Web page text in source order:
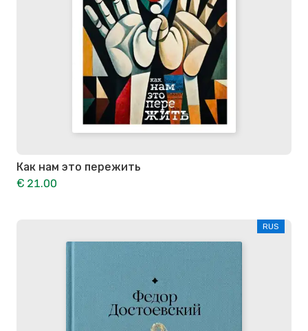
Как нам это пережить
€ 21.00
RUS